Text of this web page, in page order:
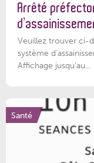
Arrêté
Veuillez trouver ci-
système
Affichage jusqu'au...
Santé